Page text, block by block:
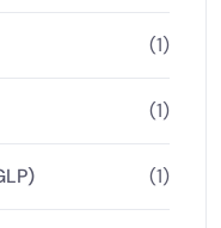
(1)
(1)
(1)